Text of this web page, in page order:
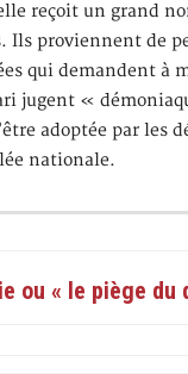
reçoit un grand
Ils proviennent de
qui demandent à
jugent «
adoptée par les
nationale.
ou « le piège du